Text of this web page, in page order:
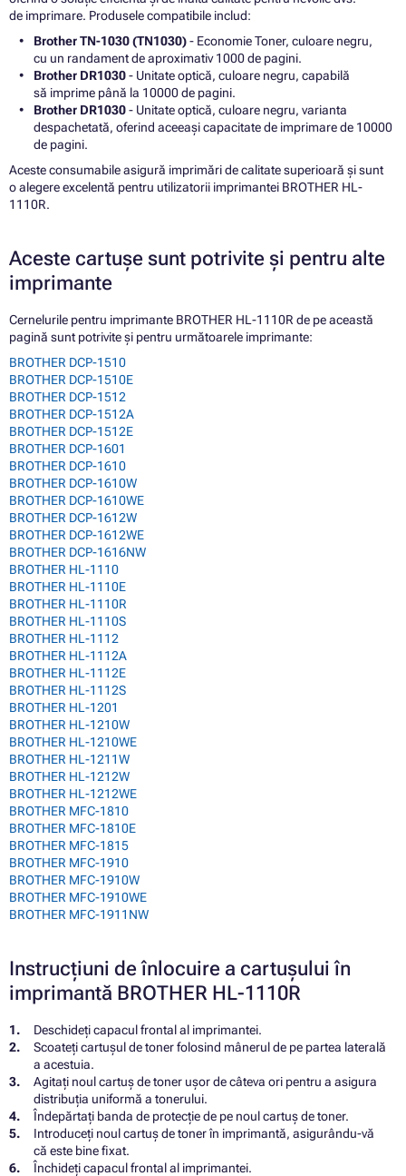
de imprimare. Produsele compatibile includ:
Brother TN-1030 (TN1030)- Economie Toner, culoare negru,
cu un randament de aproximativ 1000 de pagini.
Brother DR1030- Unitate optică, culoare negru, capabilă
să imprime până la 10000 de pagini.
Brother DR1030- Unitate optică, culoare negru, varianta
despachetată, oferind aceeași capacitate de imprimare de 10000
de pagini.
Aceste consumabile asigură imprimări de calitate superioară și sunt
o alegere excelentă pentru utilizatorii imprimantei BROTHER HL-
1110R.
Aceste cartușe sunt potrivite și pentru alte
imprimante
Cernelurile pentru imprimante BROTHER HL-1110R de pe această
pagină sunt potrivite și pentru următoarele imprimante:
BROTHER DCP-1510
BROTHER DCP-1510E
BROTHER DCP-1512
BROTHER DCP-1512A
BROTHER DCP-1512E
BROTHER DCP-1601
BROTHER DCP-1610
BROTHER DCP-1610W
BROTHER DCP-1610WE
BROTHER DCP-1612W
BROTHER DCP-1612WE
BROTHER DCP-1616NW
BROTHER HL-1110
BROTHER HL-1110E
BROTHER HL-1110R
BROTHER HL-1110S
BROTHER HL-1112
BROTHER HL-1112A
BROTHER HL-1112E
BROTHER HL-1112S
BROTHER HL-1201
BROTHER HL-1210W
BROTHER HL-1210WE
BROTHER HL-1211W
BROTHER HL-1212W
BROTHER HL-1212WE
BROTHER MFC-1810
BROTHER MFC-1810E
BROTHER MFC-1815
BROTHER MFC-1910
BROTHER MFC-1910W
BROTHER MFC-1910WE
BROTHER MFC-1911NW
Instrucțiuni de înlocuire a cartușului în
imprimantă BROTHER HL-1110R
Deschideți capacul frontal al imprimantei.
Scoateți cartușul de toner folosind mânerul de pe partea laterală
a acestuia.
Agitați noul cartuș de toner ușor de câteva ori pentru a asigura
distribuția uniformă a tonerului.
Îndepărtați banda de protecție de pe noul cartuș de toner.
Introduceți noul cartuș de toner în imprimantă, asigurându-vă
că este bine fixat.
Închideți capacul frontal al imprimantei.